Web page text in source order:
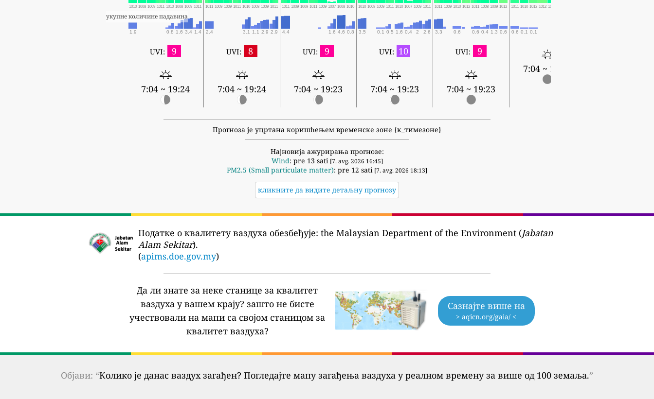
1010 1008 1009 1011 1010 1008 1009 1011 1011 1009 1009 1011 1010 1008 1009 1011 1011 1009 1009 1011 1009 1007 1008 1010 1010 1008 1009 1011 1010 1007 1009 1011 1011 1009 1010 1012 1011 1008 1009 1012 1011 1010 1012 1012 1009
укупне количине падавина
1.9 0.8 1.6 3.4 1.4 2.4 3.1 1.1 2.9 2.9 4.4 1.6 4.6 0.8 3.5 0.1 0.5 1.6 0.4 2 2.6 3.3 0.6 0.6 0.4 1.3 0.6 0.6 0.1 0.1
UVI: 9
7:04 ~ 19:24
UVI: 8
7:04 ~ 19:24
UVI: 9
7:04 ~ 19:23
UVI: 10
7:04 ~ 19:23
UVI: 9
7:04 ~ 19:23
7:04 ~ 19:22
Прогноза је уцртана коришћењем временске зоне {к_тимезоне}
Најновија ажурирања прогнозе:
Wind: pre 13 sati [7. avg. 2026 16:45]
PM2.5 (Small particulate matter): pre 12 sati [7. avg. 2026 18:13]
кликните да видите детаљну прогнозу
Податке о квалитету ваздуха обезбеђује: the Malaysian Department of the Environment (Jabatan
Alam Sekitar).
(apims.doe.gov.my)
Да ли знате за неке станице за квалитет
ваздуха у вашем крају? зашто не бисте
учествовали на мапи са својом станицом за
квалитет ваздуха?
Сазнајте више на
> aqicn.org/gaia/ <
Објави: “Колико је данас ваздух загађен? Погледајте мапу загађења ваздуха у реалном времену за више од 100 земаља.”